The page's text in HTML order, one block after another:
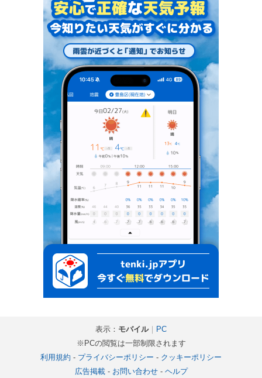
表示： モバイル｜ PC
※PCの閲覧は一部制限されます
利用規約 - プライバシーポリシー - クッキーポリシー
広告掲載- お問い合わせ- ヘルプ